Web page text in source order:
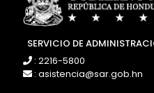
SERVICIO DE
: 2216-5800
: asistencia@sar.gob.hn